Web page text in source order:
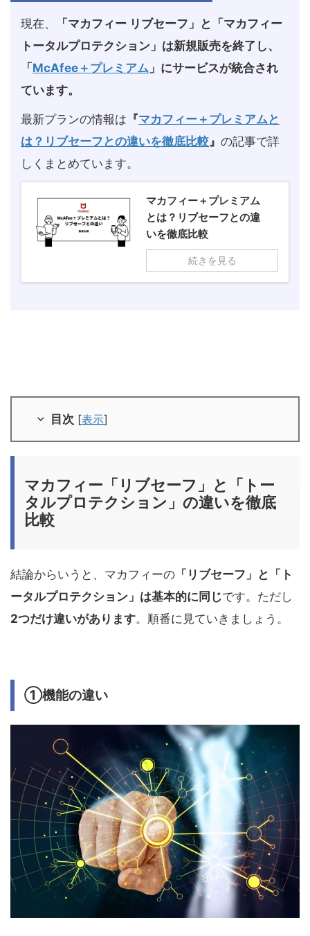
現在、
「マカフィー リブセーフ」と「マカフィー
トータルプロテクション」は新規販売を終了し、
「McAfee＋プレミアム 」にサービスが統合され
ています。
最新プランの情報は 『マカフィー＋プレミアムと
は？リブセーフとの違いを徹底比較 』 の記事で詳
しくまとめています。
マカフィー＋プレミアム
とは？リブセーフとの違
いを徹底比較
続きを見る
目次 [表示]
マカフィー「リブセーフ」と「トー
タルプロテクション」の違いを徹底
比較
結論からいうと、マカフィーの 「リブセーフ」と「ト
ータルプロテクション」は基本的に同じです。ただし
2つだけ違いがあります。順番に見ていきましょう。
①機能の違い